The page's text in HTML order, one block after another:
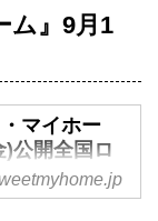
ム』9月1
マイホー
公開全国ロ